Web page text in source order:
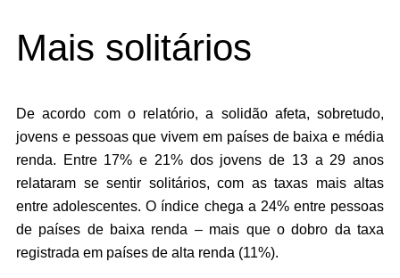
Mais solitários
De acordo com o relatório, a solidão afeta, sobretudo,
jovens e pessoas que vivem em países de baixa e média
renda. Entre 17% e 21% dos jovens de 13 a 29 anos
relataram se sentir solitários, com as taxas mais altas
entre adolescentes. O índice chega a 24% entre pessoas
de países de baixa renda – mais que o dobro da taxa
registrada em países de alta renda (11%).